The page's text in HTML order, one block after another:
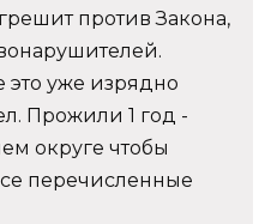
против Закона,
это уже изрядно
Прожили 1 год -
округе чтобы
перечисленные